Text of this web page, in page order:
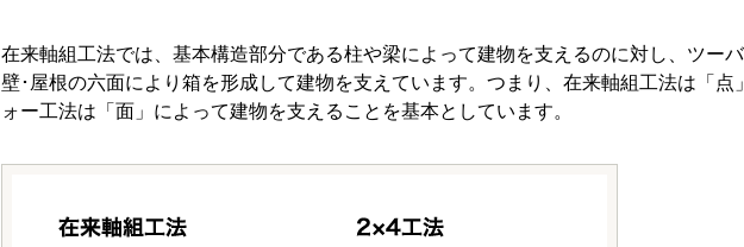
在来軸組工法では、基本構造部分である柱や梁によって建物を支えるのに対し、ツー
壁･屋根の六面により箱を形成して建物を支えています。つまり、在来軸組工法は「点
ォー工法は「面」によって建物を支えることを基本としています。